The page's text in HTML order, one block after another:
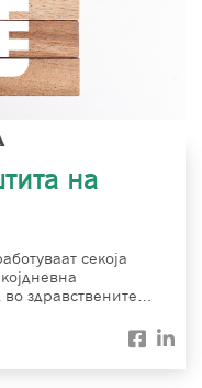
на
секоја
здравствените…